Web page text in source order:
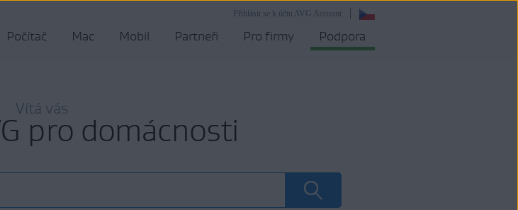
Přihlásit se k účtu AVG Account
Počítač Mac Mobil Partneři Pro firmy Podpora
Vítá vás
pro domácnosti